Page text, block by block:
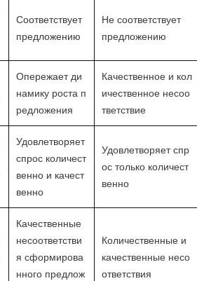
Соответствует
предложению
Не соответствует
предложению
Опережает ди
намику роста п
редложения
Качественное и кол
ичественное несоо
тветствие
Удовлетворяет
спрос количест
венно и качест
венно
Удовлетворяет спр
ос только количест
венно
Качественные
несоответстви
я сформирова
нного предлож
Количественные и
качественные несо
ответствия